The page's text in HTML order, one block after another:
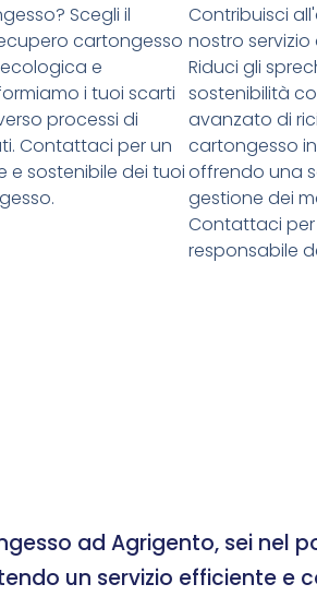
Scegli il
cartongesso
e
i tuoi scarti
processi di
Contattaci per un
e sostenibile dei tuoi
Contribuisci
nostro
Riduci gli
sostenibilità
avanzato di
cartongesso
offrendo una
gestione dei
Contattaci
responsabile
ad Agrigento, sei nel
un servizio efficiente e